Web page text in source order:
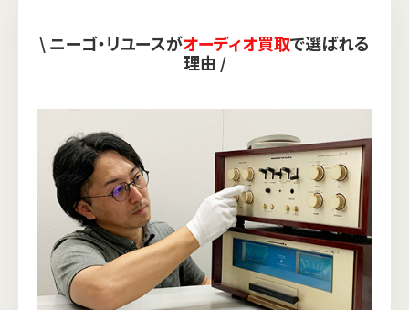
\ ニーゴ・リユースがオーディオ買取で選ばれる
理由 /